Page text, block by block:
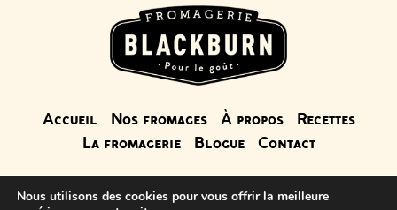
Accueil Nos fromages À propos
Recettes
La fromagerie
Blogue Contact
Nous utilisons des cookies pour vous offrir la meilleure